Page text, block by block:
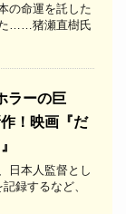
の命運を託した
た……猪瀬直樹氏
ラーの巨
！映画『だ
日本人監督とし
録するなど、